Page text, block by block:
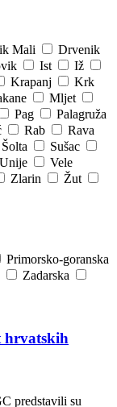
Mali
Drvenik
Ist
Iž
Krapanj
Krk
Mljet
Pag
Palagruža
Rab
Rava
Šolta
Sušac
Unije
Vele
Zlarin
Žut
Primorsko-goranska
Zadarska
hrvatskih
predstavili su